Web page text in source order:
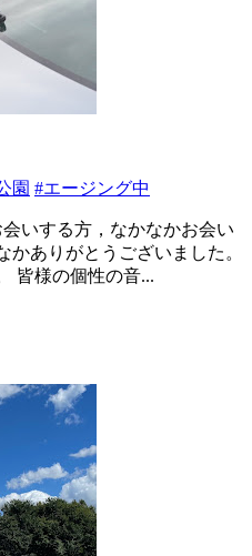
園 #エージング中
いする方，なかなかお会い
ありがとうございました。
皆様の個性の音...